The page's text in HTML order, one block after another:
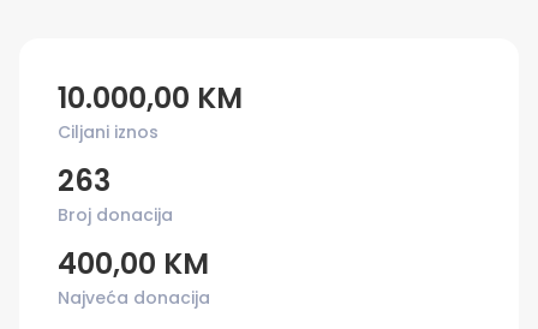
10.000,00 KM
Ciljani iznos
263
Broj donacija
400,00 KM
Najveća donacija